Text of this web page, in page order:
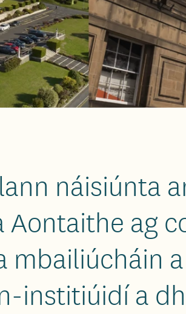
náisiúnta
Aontaithe ag
mbailiúcháin
institiúidí a